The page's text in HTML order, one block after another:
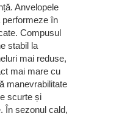
Anvelopele
în
Compusul
stabil la
mai reduse,
mai mare cu
manevrabilitate
scurte și
În sezonul cald,